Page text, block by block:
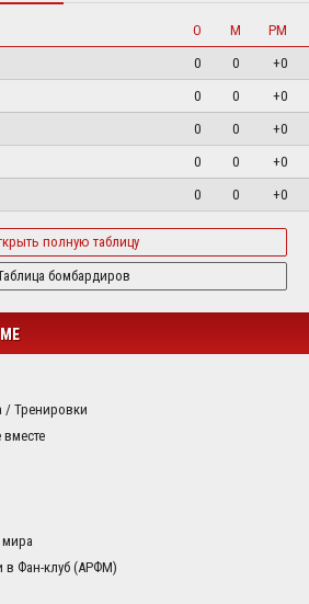
О М
РМ
0 0
+0
0 0
+0
0 0
+0
0 0
+0
0 0 +0
полную таблицу
бомбардиров
/ Тренировки
мира
в Фан-клуб (АРФМ)